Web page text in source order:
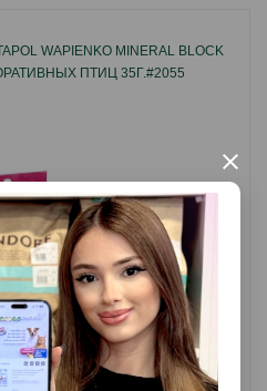
×
поощрения или
WAPIENKO MINERAL BLOCK
ПТИЦ 35Г.#2055